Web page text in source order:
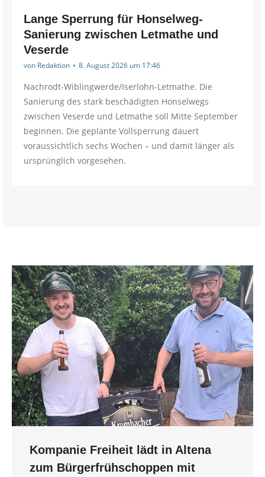
Lange Sperrung für Honselweg-
Sanierung zwischen Letmathe und
Veserde
von Redaktion 8. August 2026 um 17:46
Nachrodt-Wiblingwerde/Iserlohn-Letmathe. Die
Sanierung des stark beschädigten Honselwegs
zwischen Veserde und Letmathe soll Mitte September
beginnen. Die geplante Vollsperrung dauert
voraussichtlich sechs Wochen – und damit länger als
ursprünglich vorgesehen.
Kompanie Freiheit lädt in Altena
zum Bürgerfrühschoppen mit